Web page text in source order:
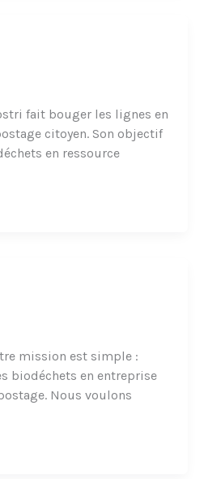
fait bouger les lignes en
citoyen. Son objectif
en ressource
mission est simple :
biodéchets en entreprise
Nous voulons